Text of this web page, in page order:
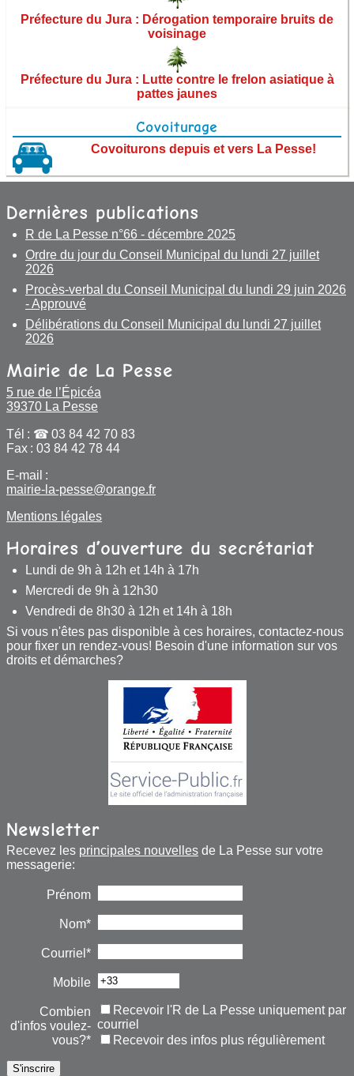
Actualités Commune de La Pesse
Agenda
Jura Saint Claude
Actualités Parc Naturel Régional du Haut-
Jura
Actualités État (Préfecture, Trésor public, etc.)
Actualités communes voisines
Préfecture du Jura : Dérogation temporaire bruits de
voisinage
Préfecture du Jura : Lutte contre le frelon asiatique à
pattes jaunes
Covoiturage
Covoiturons depuis et vers La Pesse!
Dernières publications
R de La Pesse n°66 - décembre 2025
Ordre du jour du Conseil Municipal du lundi 27 juillet
2026
Procès-verbal du Conseil Municipal du lundi 29 juin 2026
- Approuvé
Délibérations du Conseil Municipal du lundi 27 juillet
2026
Mairie de La Pesse
5 rue de l’Épicéa
39370 La Pesse
Tél :
03 84 42 70 83
Fax : 03 84 42 78 44
E-mail :
mairie-la-pesse@orange.fr
Mentions légales
Horaires d’ouverture du secrétariat
Lundi de 9h à 12h et 14h à 17h
Mercredi de 9h à 12h30
Vendredi de 8h30 à 12h et 14h à 18h
Si vous n'êtes pas disponible à ces horaires, contactez-nous
pour fixer un rendez-vous! Besoin d'une information sur vos
droits et démarches?
Newsletter
Recevez les principales nouvelles de La Pesse sur votre
messagerie:
Prénom
Nom*
Courriel*
Mobile
Combien
d'infos voulez-
vous?*
Recevoir l'R de La Pesse uniquement par
courriel
Recevoir des infos plus régulièrement